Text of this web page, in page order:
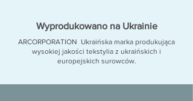
Wyprodukowano na Ukrainie
ARCORPORATION Ukraińska marka produkująca
wysokiej jakości tekstylia z ukraińskich i
europejskich surowców.